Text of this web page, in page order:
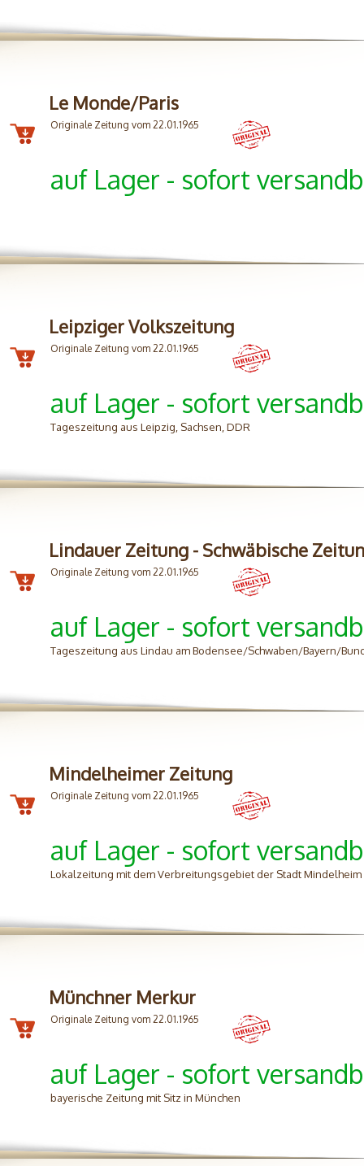
Le Monde/Paris
Originale Zeitung vom 22.01.1965
auf Lager - sofort
Leipziger Volkszeitung
Originale Zeitung vom 22.01.1965
auf Lager - sofort
Tageszeitung aus Leipzig, Sachsen, DDR
Lindauer Zeitung - Schwäbische
Originale Zeitung vom 22.01.1965
auf Lager - sofort
Tageszeitung aus Lindau am Bodensee/Schwaben/Bayern/
Mindelheimer Zeitung
Originale Zeitung vom 22.01.1965
auf Lager - sofort
Lokalzeitung mit dem Verbreitungsgebiet der Stadt
Münchner Merkur
Originale Zeitung vom 22.01.1965
auf Lager - sofort
bayerische Zeitung mit Sitz in München